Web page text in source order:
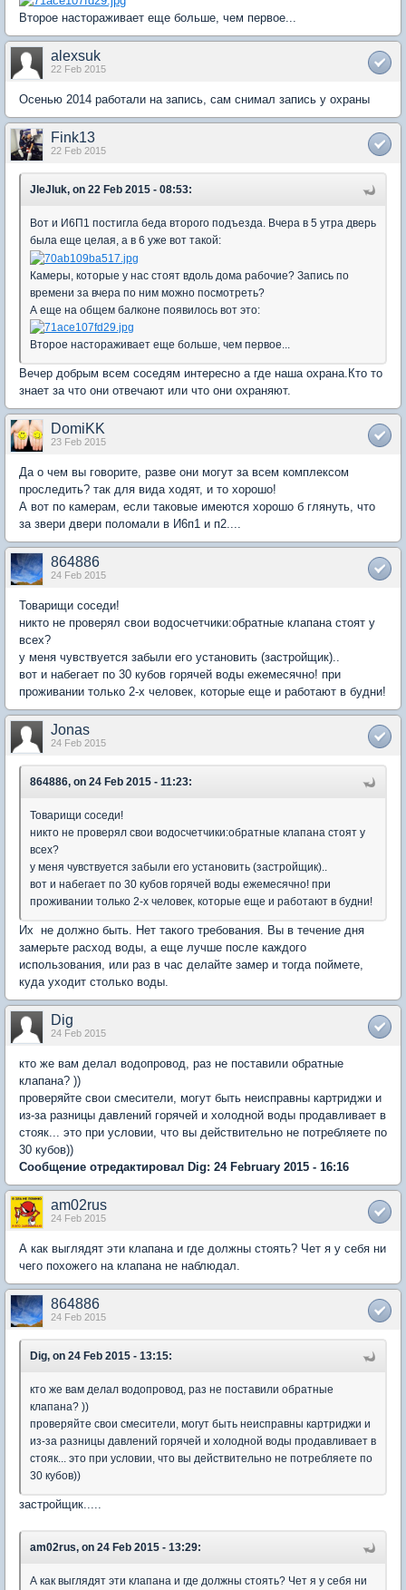
Второе настораживает еще больше, чем первое...
alexsuk
22 Feb 2015
Осенью 2014 работали на запись, сам снимал запись у охраны
Fink13
22 Feb 2015
JleJluk, on 22 Feb 2015 - 08:53:
Вот и И6П1 постигла беда второго подъезда. Вчера в 5 утра дверь
была еще целая, а в 6 уже вот такой:
Камеры, которые у нас стоят вдоль дома рабочие? Запись по
времени за вчера по ним можно посмотреть?
А еще на общем балконе появилось вот это:
Второе настораживает еще больше, чем первое...
Вечер добрым всем соседям интересно а где наша охрана.Кто то
знает за что они отвечают или что они охраняют.
DomiKK
23 Feb 2015
Да о чем вы говорите, разве они могут за всем комплексом
проследить? так для вида ходят, и то хорошо!
А вот по камерам, если таковые имеются хорошо б глянуть, что
за звери двери поломали в И6п1 и п2....
864886
24 Feb 2015
Товарищи соседи!
никто не проверял свои водосчетчики:обратные клапана стоят у
всех?
у меня чувствуется забыли его установить (застройщик)..
вот и набегает по 30 кубов горячей воды ежемесячно! при
проживании только 2-х человек, которые еще и работают в будни!
Jonas
24 Feb 2015
864886, on 24 Feb 2015 - 11:23:
Товарищи соседи!
никто не проверял свои водосчетчики:обратные клапана стоят у
всех?
у меня чувствуется забыли его установить (застройщик)..
вот и набегает по 30 кубов горячей воды ежемесячно! при
проживании только 2-х человек, которые еще и работают в будни!
Их не должно быть. Нет такого требования. Вы в течение дня
замерьте расход воды, а еще лучше после каждого
использования, или раз в час делайте замер и тогда поймете,
куда уходит столько воды.
Dig
24 Feb 2015
кто же вам делал водопровод, раз не поставили обратные
клапана? ))
проверяйте свои смесители, могут быть неисправны картриджи и
из-за разницы давлений горячей и холодной воды продавливает в
стояк... это при условии, что вы действительно не потребляете по
30 кубов))
Сообщение отредактировал Dig: 24 February 2015 - 16:16
am02rus
24 Feb 2015
А как выглядят эти клапана и где должны стоять? Чет я у себя ни
чего похожего на клапана не наблюдал.
864886
24 Feb 2015
Dig, on 24 Feb 2015 - 13:15:
кто же вам делал водопровод, раз не поставили обратные
клапана? ))
проверяйте свои смесители, могут быть неисправны картриджи и
из-за разницы давлений горячей и холодной воды продавливает в
стояк... это при условии, что вы действительно не потребляете по
30 кубов))
застройщик.....
am02rus, on 24 Feb 2015 - 13:29:
А как выглядят эти клапана и где должны стоять? Чет я у себя ни